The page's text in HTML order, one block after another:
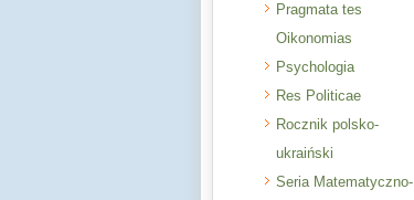
Pragmata tes
Oikonomias
Psychologia
Res Politicae
Rocznik polsko-
ukraiński
Seria Matematyczno-